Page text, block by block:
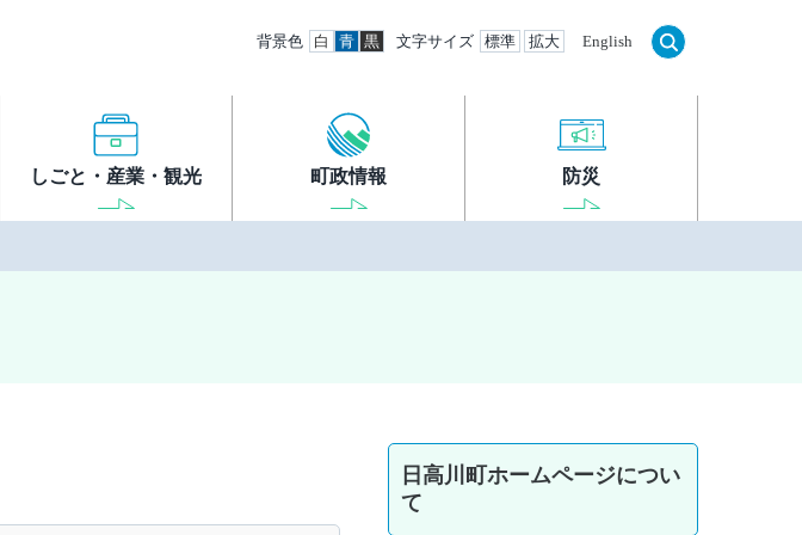
背景色 白 青 黒 文字サイズ 標準 拡大 English
しごと・産業・観光 町政情報 防災
日高川町ホームページについ
て